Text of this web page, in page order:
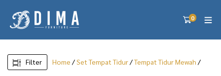
0
Filter Home /Set Tempat Tidur/Tempat Tidur Mewah /